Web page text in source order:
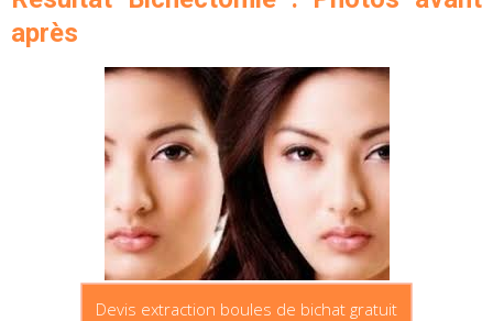
après
Devis extraction boules de bichat gratuit